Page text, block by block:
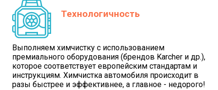
Технологичность
Выполняем химчистку с использованием
премиального оборудования (брендов Karcher и др.),
которое соответствует европейским стандартам и
инструкциям. Химчистка автомобиля происходит в
разы быстрее и эффективнее, а главное - недорого!